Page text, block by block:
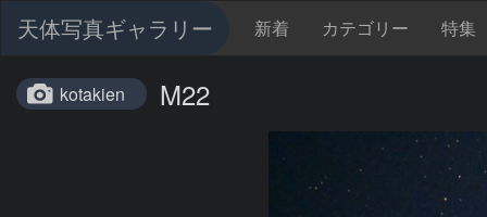
天体写真ギャラリー 新着 カテゴリー 特集
kotakien M22